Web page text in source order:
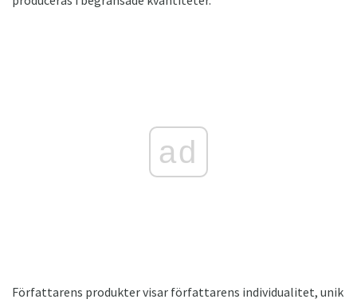
ad
Författarens produkter visar författarens individualitet, unik